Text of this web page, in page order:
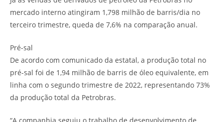
mercado interno atingiram 1,798 milhão de barris/dia no
terceiro trimestre, queda de 7,6% na comparação anual.
Pré-sal
De acordo com comunicado da estatal, a produção total no
pré-sal foi de 1,94 milhão de barris de óleo equivalente, em
linha com o segundo trimestre de 2022, representando 73%
da produção total da Petrobras.